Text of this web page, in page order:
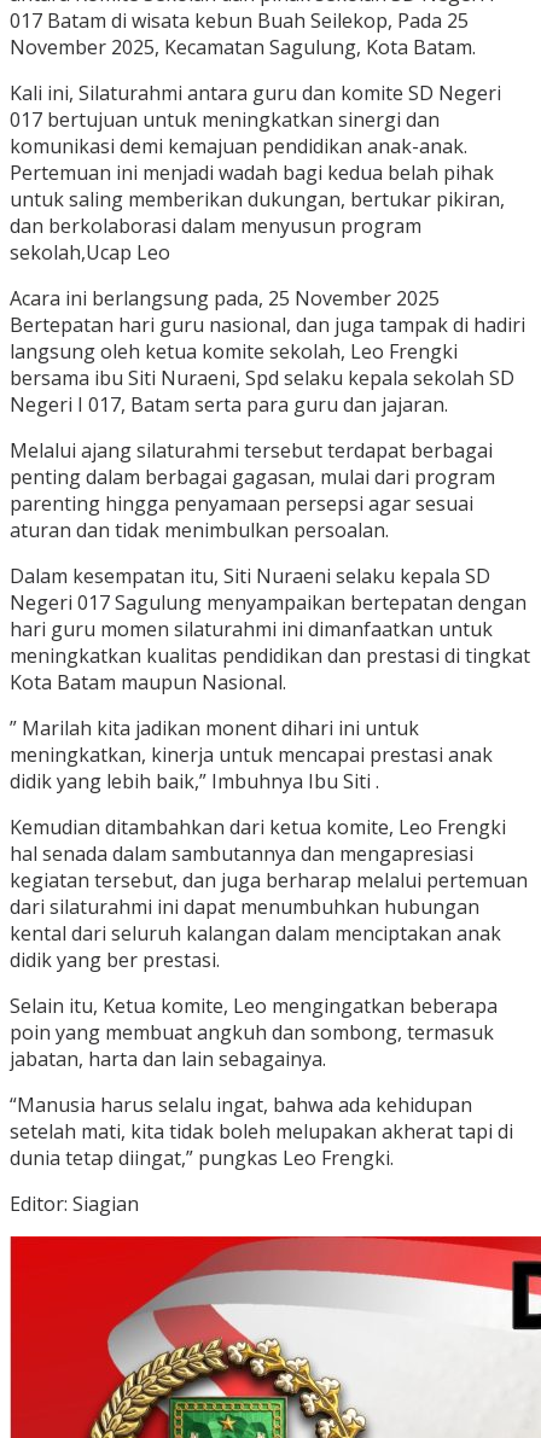
017 Batam di wisata kebun Buah Seilekop, Pada 25
November 2025, Kecamatan Sagulung, Kota Batam.
Kali ini, Silaturahmi antara guru dan komite SD Negeri
017 bertujuan untuk meningkatkan sinergi dan
komunikasi demi kemajuan pendidikan anak-anak.
Pertemuan ini menjadi wadah bagi kedua belah pihak
untuk saling memberikan dukungan, bertukar pikiran,
dan berkolaborasi dalam menyusun program
sekolah,Ucap Leo
Acara ini berlangsung pada, 25 November 2025
Bertepatan hari guru nasional, dan juga tampak di hadiri
langsung oleh ketua komite sekolah, Leo Frengki
bersama ibu Siti Nuraeni, Spd selaku kepala sekolah SD
Negeri I 017, Batam serta para guru dan jajaran.
Melalui ajang silaturahmi tersebut terdapat berbagai
penting dalam berbagai gagasan, mulai dari program
parenting hingga penyamaan persepsi agar sesuai
aturan dan tidak menimbulkan persoalan.
Dalam kesempatan itu, Siti Nuraeni selaku kepala SD
Negeri 017 Sagulung menyampaikan bertepatan dengan
hari guru momen silaturahmi ini dimanfaatkan untuk
meningkatkan kualitas pendidikan dan prestasi di tingkat
Kota Batam maupun Nasional.
” Marilah kita jadikan monent dihari ini untuk
meningkatkan, kinerja untuk mencapai prestasi anak
didik yang lebih baik,” Imbuhnya Ibu Siti .
Kemudian ditambahkan dari ketua komite, Leo Frengki
hal senada dalam sambutannya dan mengapresiasi
kegiatan tersebut, dan juga berharap melalui pertemuan
dari silaturahmi ini dapat menumbuhkan hubungan
kental dari seluruh kalangan dalam menciptakan anak
didik yang ber prestasi.
Selain itu, Ketua komite, Leo mengingatkan beberapa
poin yang membuat angkuh dan sombong, termasuk
jabatan, harta dan lain sebagainya.
“Manusia harus selalu ingat, bahwa ada kehidupan
setelah mati, kita tidak boleh melupakan akherat tapi di
dunia tetap diingat,” pungkas Leo Frengki.
Editor: Siagian